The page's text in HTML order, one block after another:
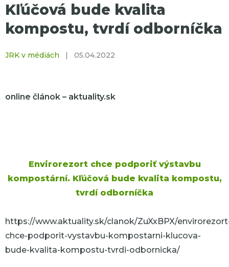
Kľúčová bude kvalita
kompostu, tvrdí odborníčka
JRK v médiách 05.04.2022
online článok – aktuality.sk
Envirorezort chce podporiť výstavbu
kompostární. Kľúčová bude kvalita kompostu,
tvrdí odborníčka
https://www.aktuality.sk/clanok/ZuXxBPX/
chce-podporit-vystavbu-kompostarni-klucova-
bude-kvalita-kompostu-tvrdi-odbornicka/